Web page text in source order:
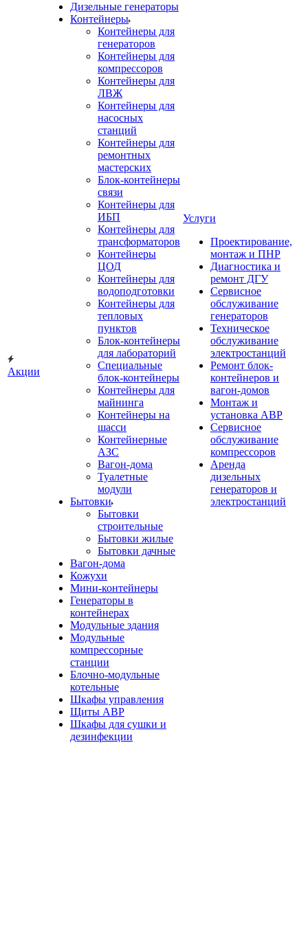
Акции
Дизельные генераторы
Контейнеры
Контейнеры для
генераторов
Контейнеры для
компрессоров
Контейнеры для
ЛВЖ
Контейнеры для
насосных
станций
Контейнеры для
ремонтных
мастерских
Блок-контейнеры
связи
Контейнеры для
ИБП
Контейнеры для
трансформаторов
Контейнеры
ЦОД
Контейнеры для
водоподготовки
Контейнеры для
тепловых
пунктов
Блок-контейнеры
для лабораторий
Специальные
блок-контейнеры
Контейнеры для
майнинга
Контейнеры на
шасси
Контейнерные
АЗС
Вагон-дома
Туалетные
модули
Бытовки
Бытовки
строительные
Бытовки жилые
Бытовки дачные
Вагон-дома
Кожухи
Мини-контейнеры
Генераторы в
контейнерах
Модульные здания
Модульные
компрессорные
станции
Блочно-модульные
котельные
Шкафы управления
Щиты АВР
Шкафы для сушки и
дезинфекции
Услуги
Проектирование,
монтаж и ПНР
Диагностика и
ремонт ДГУ
Сервисное
обслуживание
генераторов
Техническое
обслуживание
электростанций
Ремонт блок-
контейнеров и
вагон-домов
Монтаж и
установка АВР
Сервисное
обслуживание
компрессоров
Аренда
дизельных
генераторов и
электростанций